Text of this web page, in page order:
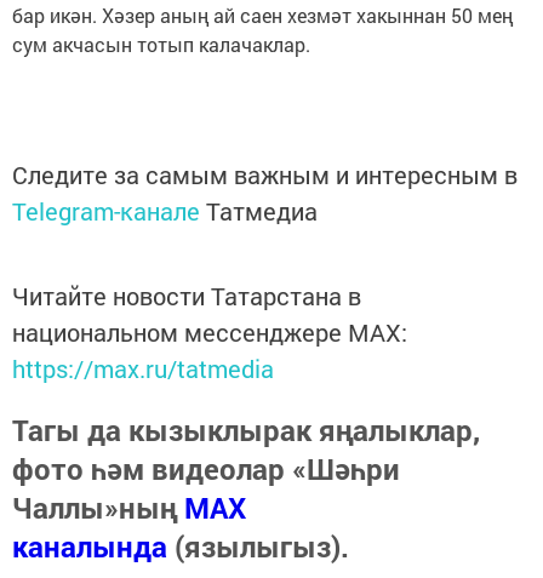
бар икән. Хәзер аның ай саен хезмәт хакыннан 50 мең
сум акчасын тотып калачаклар.
Следите за самым важным и интересным в
Telegram-канале Татмедиа
Читайте новости Татарстана в
национальном мессенджере MАХ:
https://max.ru/tatmedia
Тагы да кызыклырак яңалыклар,
фото һәм видеолар «Шәһри
Чаллы»ныңMAX
каналында (язылыгыз).